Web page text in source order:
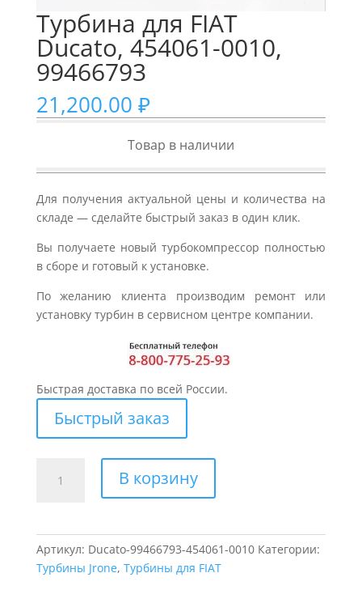
Турбина для FIAT
Ducato, 454061-0010,
99466793
21,200.00 ₽
Товар в наличии
Для получения актуальной цены и количества на
складе — сделайте быстрый заказ в один клик.
Вы получаете новый турбокомпрессор полностью
в сборе и готовый к установке.
По желанию клиента производим ремонт или
установку турбин в сервисном центре компании.
Быстрая доставка по всей России.
Быстрый заказ
товара
Ducato,
454061-
В корзину
Артикул: Ducato-99466793-454061-0010 Категории:
Турбины Jrone, Турбины для FIAT